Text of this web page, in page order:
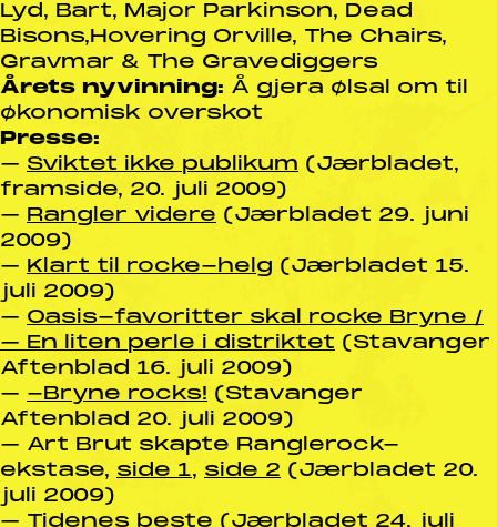
Lyd, Bart, Major Parkinson, Dead
Bisons,Hovering Orville, The Chairs,
Gravmar & The Gravediggers
Årets nyvinning: Å gjera ølsal om til
økonomisk overskot
Presse:
– Sviktet ikke publikum (Jærbladet,
framside, 20. juli 2009)
– Rangler videre (Jærbladet 29. juni
2009)
– Klart til rocke-helg (Jærbladet 15.
juli 2009)
– Oasis-favoritter skal rocke Bryne /
– En liten perle i distriktet (Stavanger
Aftenblad 16. juli 2009)
– -Bryne rocks! (Stavanger
Aftenblad 20. juli 2009)
– Art Brut skapte Ranglerock-
ekstase, side 1, side 2 (Jærbladet 20.
juli 2009)
– Tidenes beste (Jærbladet 24. juli